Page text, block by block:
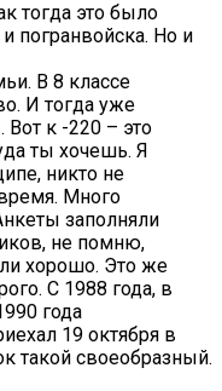
тогда это было
погранвойска. Но и
В 8 классе
И тогда уже
Вот к -220 – это
ты хочешь. Я
никто не
Много
заполняли
не помню,
хорошо. Это же
С 1988 года, в
года
19 октября в
такой своеобразный.